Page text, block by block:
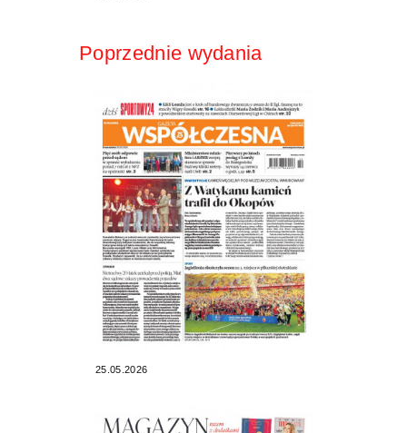
Poprzednie wydania
25.05.2026